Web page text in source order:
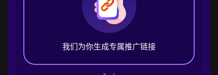
我们为你生成专属推广链接